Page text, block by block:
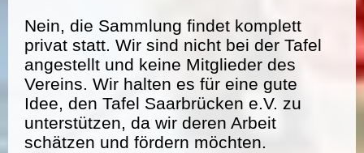
Nein, die Sammlung findet komplett
privat statt. Wir sind nicht bei der Tafel
angestellt und keine Mitglieder des
Vereins. Wir halten es für eine gute
Idee, den Tafel Saarbrücken e.V. zu
unterstützen, da wir deren Arbeit
schätzen und fördern möchten.